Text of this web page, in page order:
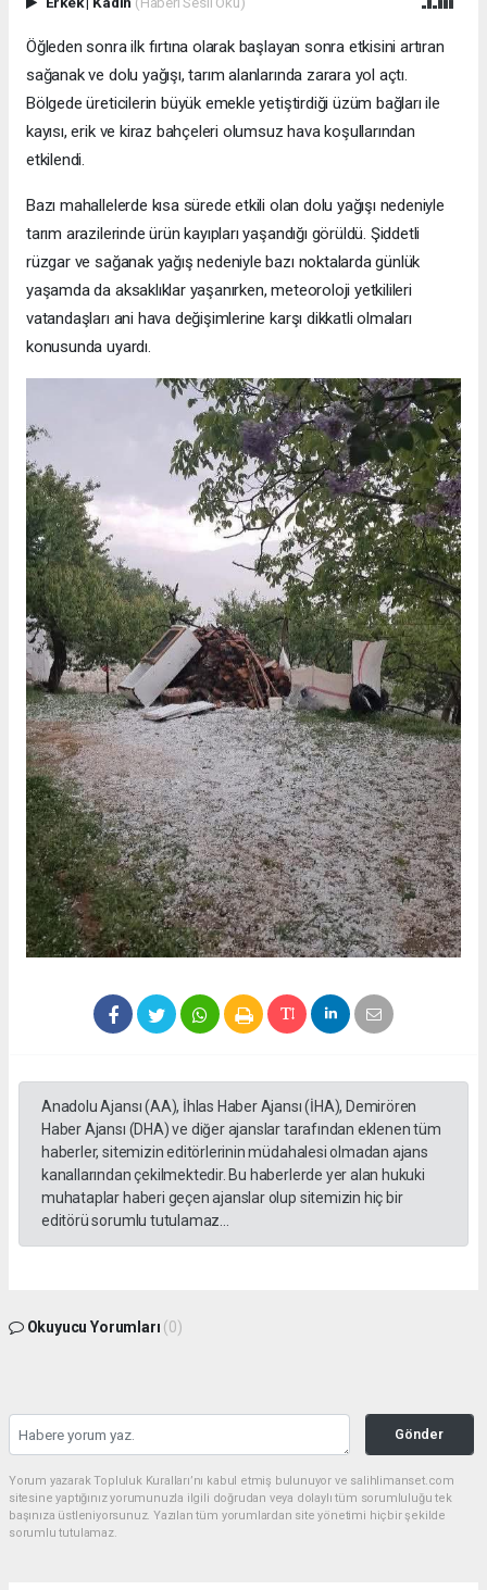
Öğleden sonra ilk fırtına olarak başlayan sonra etkisini artıran
sağanak ve dolu yağışı, tarım alanlarında zarara yol açtı.
Bölgede üreticilerin büyük emekle yetiştirdiği üzüm bağları ile
kayısı, erik ve kiraz bahçeleri olumsuz hava koşullarından
etkilendi.
Bazı mahallelerde kısa sürede etkili olan dolu yağışı nedeniyle
tarım arazilerinde ürün kayıpları yaşandığı görüldü. Şiddetli
rüzgar ve sağanak yağış nedeniyle bazı noktalarda günlük
yaşamda da aksaklıklar yaşanırken, meteoroloji yetkilileri
vatandaşları ani hava değişimlerine karşı dikkatli olmaları
konusunda uyardı.
Anadolu Ajansı (AA), İhlas Haber Ajansı (İHA), Demirören
Haber Ajansı (DHA) ve diğer ajanslar tarafından eklenen tüm
haberler, sitemizin editörlerinin müdahalesi olmadan ajans
kanallarından çekilmektedir. Bu haberlerde yer alan hukuki
muhataplar haberi geçen ajanslar olup sitemizin hiç bir
editörü sorumlu tutulamaz...
Okuyucu Yorumları (0)
Gönder
Yorum yazarak Topluluk Kuralları’nı kabul etmiş bulunuyor ve salihlimanset.com
sitesine yaptığınız yorumunuzla ilgili doğrudan veya dolaylı tüm sorumluluğu tek
başınıza üstleniyorsunuz. Yazılan tüm yorumlardan site yönetimi hiçbir şekilde
sorumlu tutulamaz.